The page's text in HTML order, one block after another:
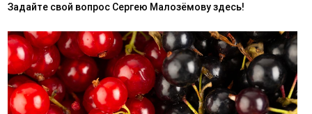
Задайте свой вопрос Сергею Малозёмову здесь!